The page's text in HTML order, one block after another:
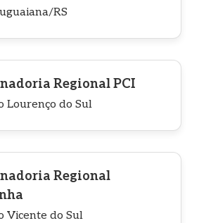
RS
Regional PCI
Lourenço do Sul
Regional
Vicente do Sul